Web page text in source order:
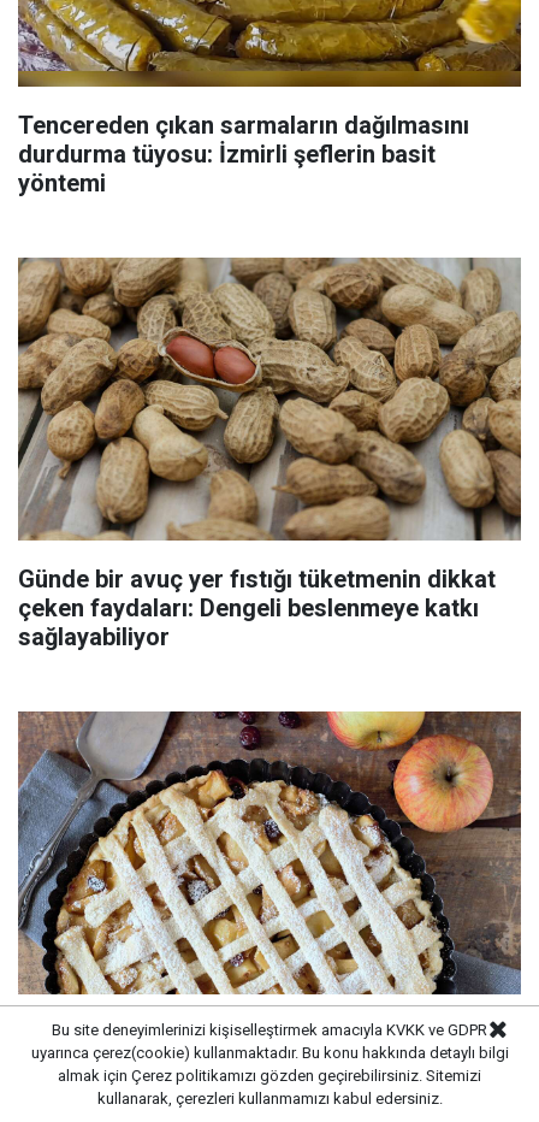
Tencereden çıkan sarmaların dağılmasını
durdurma tüyosu: İzmirli şeflerin basit
yöntemi
Günde bir avuç yer fıstığı tüketmenin dikkat
çeken faydaları: Dengeli beslenmeye katkı
sağlayabiliyor
Asla doğru yapmıyoruz bu yüzden dağılıyor!
Keki fırından kalıp gibi çıkartan tüyo
Bu site deneyimlerinizi kişiselleştirmek amacıyla KVKK ve GDPR
uyarınca çerez(cookie) kullanmaktadır. Bu konu hakkında detaylı bilgi
almak için Çerez politikamızı gözden geçirebilirsiniz. Sitemizi
kullanarak, çerezleri kullanmamızı kabul edersiniz.